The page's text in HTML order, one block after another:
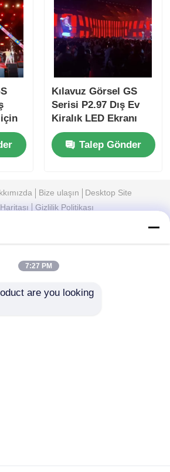
Kılavuz Görsel GS
Serisi P2.97 Dış Ev
Kiralık LED Ekranı
5000nit IP65 Dijital
İşaret için, 7680Hz
Çift Yedekleme
Talep Gönder
Bize ulaşın
Desktop Site
Gizlilik Politikası
© 2026 Shenzhen Guide
7:27 PM
are you looking